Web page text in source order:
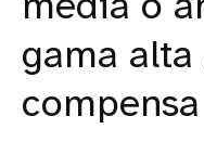
gama alta